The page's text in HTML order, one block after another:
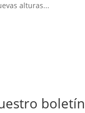
alturas...
boletín